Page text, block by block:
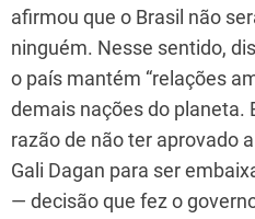
afirmou que o Brasil não
ninguém. Nesse sentido,
o país mantém “relações
demais nações do planeta.
razão de não ter aprovado
Gali Dagan para ser
— decisão que fez o